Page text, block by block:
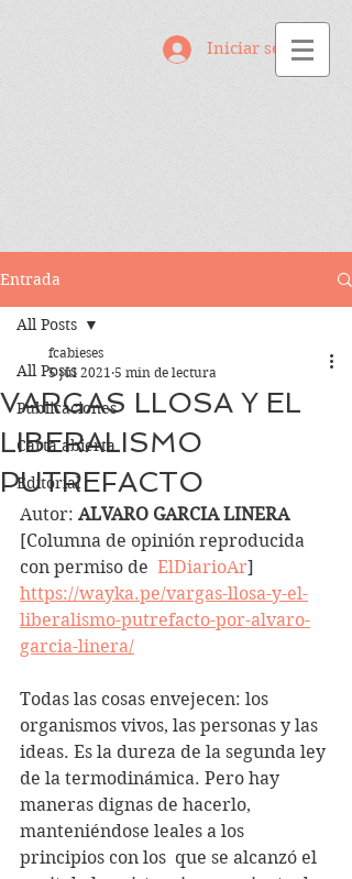
Iniciar sesión
Entrada
All Posts
Publicaciones
Carta abierta
Editorial
All Posts
VARGAS LLOSA Y EL
LIBERALISMO
PUTREFACTO
fcabieses
5 jul 2021 5 min de lectura
Autor: ALVARO GARCIA LINERA
[Columna de opinión reproducida
con permiso de ElDiarioAr]
https://wayka.pe/vargas-llosa-y-el-
liberalismo-putrefacto-por-alvaro-
garcia-linera/
Todas las cosas envejecen: los
organismos vivos, las personas y las
ideas. Es la dureza de la segunda ley
de la termodinámica. Pero hay
maneras dignas de hacerlo,
manteniéndose leales a los
principios con los  que se alcanzó el